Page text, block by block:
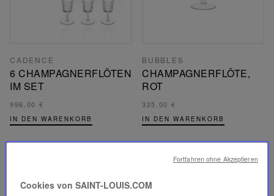
CADENCE
6 CHAMPAGNERFLÖTEN
IM SET
996,00 €
IN DEN WARENKORB
BUBBLES
CHAMPAGNERFLÖTE,
ROT
325,00 €
IN DEN WARENKORB
Cookies von SAINT-LOUIS.COM
Fortfahren ohne Akzeptieren